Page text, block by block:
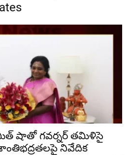
షాతో గవర్నర్ తమిళిసై
నివేదిక